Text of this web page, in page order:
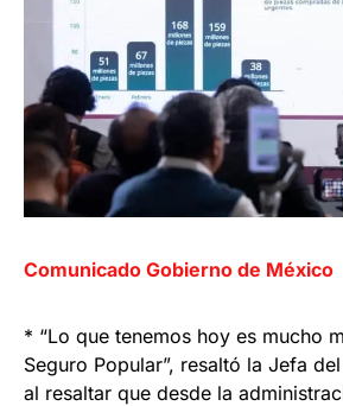
Comunicado Gobierno de México
* “Lo que tenemos hoy es mucho
Seguro Popular”, resaltó la Jefa
al resaltar que desde la